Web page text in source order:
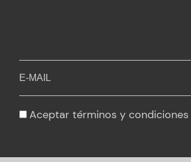
Aceptar términos y condiciones